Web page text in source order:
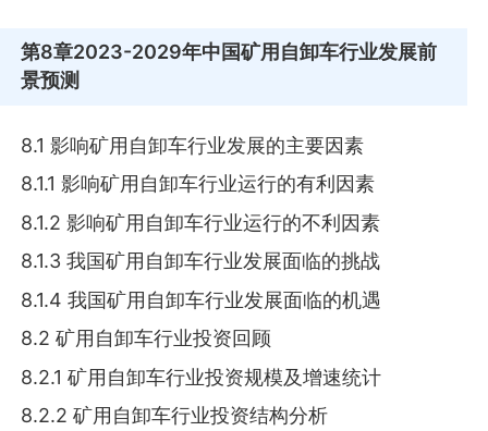
第8章2023-2029年中国矿用自卸车行业发展前
景预测
8.1 影响矿用自卸车行业发展的主要因素
8.1.1 影响矿用自卸车行业运行的有利因素
8.1.2 影响矿用自卸车行业运行的不利因素
8.1.3 我国矿用自卸车行业发展面临的挑战
8.1.4 我国矿用自卸车行业发展面临的机遇
8.2 矿用自卸车行业投资回顾
8.2.1 矿用自卸车行业投资规模及增速统计
8.2.2 矿用自卸车行业投资结构分析